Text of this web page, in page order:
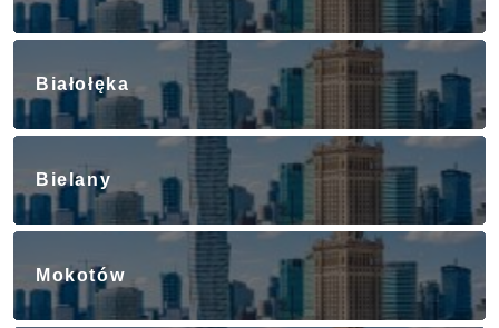
Białołęka
Bielany
Mokotów